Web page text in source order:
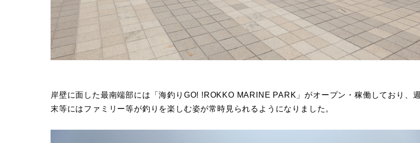
岸壁に面した最南端部には「海釣りGO! !ROKKO MARINE PARK」がオープン・稼働しており、週
末等にはファミリー等が釣りを楽しむ姿が常時見られるようになりました。